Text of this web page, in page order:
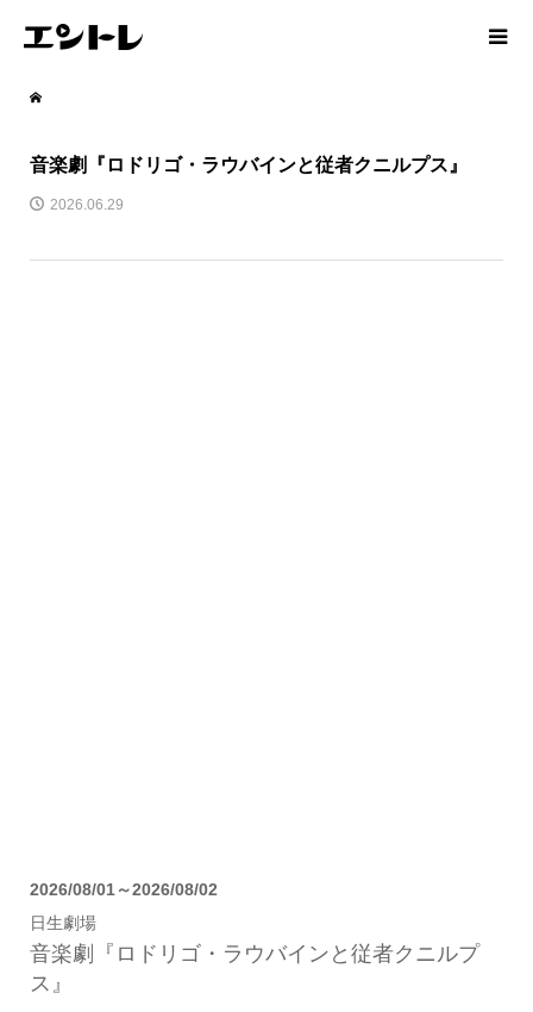
音楽劇『ロドリゴ・ラウバインと従者クニルプス』
2026.06.29
2026/08/01～2026/08/02
日生劇場
音楽劇『ロドリゴ・ラウバインと従者クニルプ
ス』